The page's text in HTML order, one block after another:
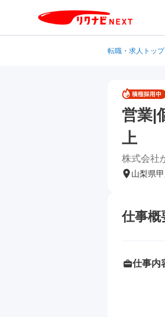
転職・求人トップ
営業|
上
株式会社
山梨県
仕事概
仕事内